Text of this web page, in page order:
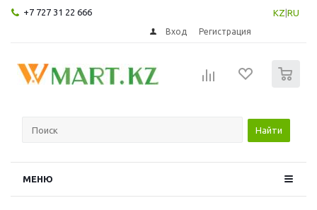
+7 727 31 22 666 KZ RU
Вход Регистрация
Найти
МЕНЮ